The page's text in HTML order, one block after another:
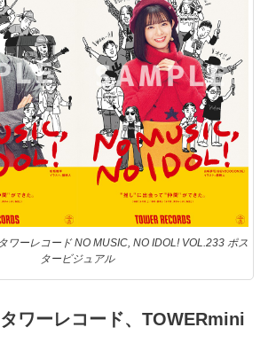
ワーレコード NO MUSIC, NO IDOL! VOL.233 ポス
タービジュアル
ワーレコード、TOWERmini